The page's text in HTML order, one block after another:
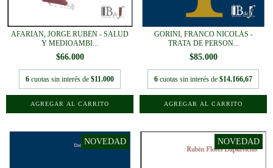
AFARIAN, JORGE RUBÉN - SALUD
Y MEDIOAMBI...
$66.000
6 cuotas sin interés de $11.000
GORINI, FRANCO NICOLÁS -
TRATA DE PERSON...
$85.000
6 cuotas sin interés de $14.166,67